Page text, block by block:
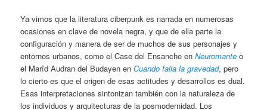
Ya vimos que la literatura ciberpunk es narrada en numerosas
ocasiones en clave de novela negra, y que de ella parte la
configuración y manera de ser de muchos de sus personajes y
entornos urbanos, como el Case del Ensanche enNeuromante o
el Marîd Audran del Budayen enCuando falla la gravedad, pero
lo cierto es que el origen de esas actitudes y desarrollos es dual.
Esas interpretaciones sintonizan también con la naturaleza de
los individuos y arquitecturas de la posmodernidad. Los